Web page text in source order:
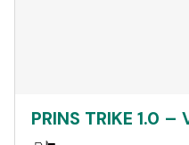
PRINS TRIKE 1.0